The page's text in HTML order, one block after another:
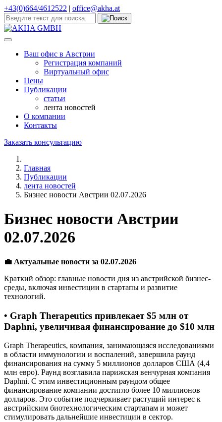
Бизнес новости Австрии
+43(0)664/4612522 | office@akha.at
Ваш офис в Австрии
Регистрация компаний
Виртуальный офис
Цены
Публикации
статьи
лента новостей
О компании
Контакты
Заказать консультацию
Главная
Публикации
лента новостей
Бизнес новости Австрии 02.07.2026
Бизнес новости Австрии
02.07.2026
💼 Актуальные новости за 02.07.2026
Краткий обзор: главные новости дня из австрийской бизнес-
среды, включая инвестиции в стартапы и развитие
технологий.
• Graph Therapeutics привлекает $5 млн от
Daphni, увеличивая финансирование до $10 млн
Graph Therapeutics, компания, занимающаяся исследованиями
в области иммунологии и воспалений, завершила раунд
финансирования на сумму 5 миллионов долларов США (4,4
млн евро). Раунд возглавила парижская венчурная компания
Daphni. С этим инвестиционным раундом общее
финансирование компании достигло более 10 миллионов
долларов. Это событие подчеркивает растущий интерес к
австрийским биотехнологическим стартапам и может
стимулировать дальнейшие инвестиции в сектор.